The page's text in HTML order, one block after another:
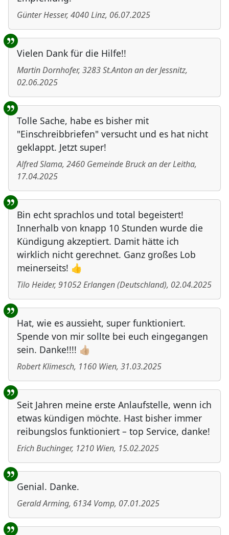
Günter Hesser, 4040Linz, 06.07.2025
Vielen Dank für die Hilfe!!
Martin Dornhofer, 3283St.Anton an der Jessnitz,
02.06.2025
Tolle Sache, habe es bisher mit
"Einschreibbriefen" versucht und es hat nicht
geklappt. Jetzt super!
Alfred Slama, 2460 Gemeinde Bruck an der Leitha,
17.04.2025
Bin echt sprachlos und total begeistert!
Innerhalb von knapp 10 Stunden wurde die
Kündigung akzeptiert. Damit hätte ich
wirklich nicht gerechnet. Ganz großes Lob
meinerseits! 👍
Tilo Heider, 91052Erlangen(Deutschland), 02.04.2025
Hat, wie es aussieht, super funktioniert.
Spende von mir sollte bei euch eingegangen
sein. Danke!!!! 👍🏼
Robert Klimesch, 1160 Wien, 31.03.2025
Seit Jahren meine erste Anlaufstelle, wenn ich
etwas kündigen möchte. Hast bisher immer
reibungslos funktioniert – top Service, danke!
Erich Buchinger, 1210 Wien, 15.02.2025
Genial. Danke.
Gerald Arming, 6134 Vomp, 07.01.2025